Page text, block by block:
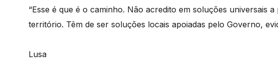
“Esse é que é o caminho. Não acredito em soluções universais
território. Têm de ser soluções locais apoiadas pelo Governo,
Lusa